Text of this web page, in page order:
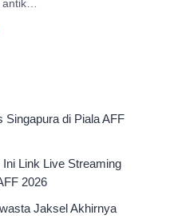
Singapura di Piala AFF
Link Live Streaming
2026
Jaksel Akhirnya